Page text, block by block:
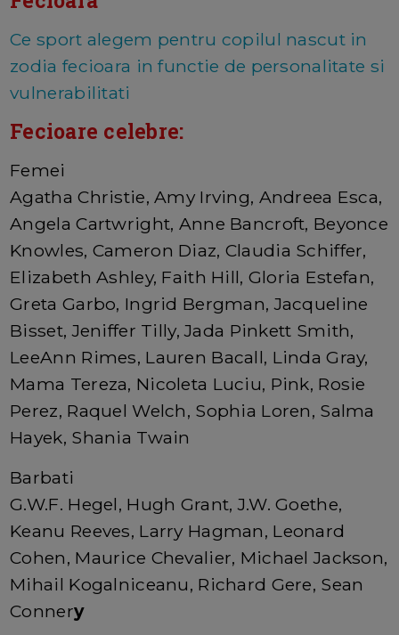
Ce sport alegem pentru copilul nascut in
zodia fecioara in functie de personalitate si
vulnerabilitati
Fecioare celebre:
Femei
Agatha Christie, Amy Irving, Andreea Esca,
Angela Cartwright, Anne Bancroft, Beyonce
Knowles, Cameron Diaz, Claudia Schiffer,
Elizabeth Ashley, Faith Hill, Gloria Estefan,
Greta Garbo, Ingrid Bergman, Jacqueline
Bisset, Jeniffer Tilly, Jada Pinkett Smith,
LeeAnn Rimes, Lauren Bacall, Linda Gray,
Mama Tereza, Nicoleta Luciu, Pink, Rosie
Perez, Raquel Welch, Sophia Loren, Salma
Hayek, Shania Twain
Barbati
G.W.F. Hegel, Hugh Grant, J.W. Goethe,
Keanu Reeves, Larry Hagman, Leonard
Cohen, Maurice Chevalier, Michael Jackson,
Mihail Kogalniceanu, Richard Gere, Sean
Connery